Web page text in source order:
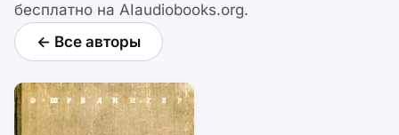
бесплатно на AIaudiobooks.org.
← Все авторы